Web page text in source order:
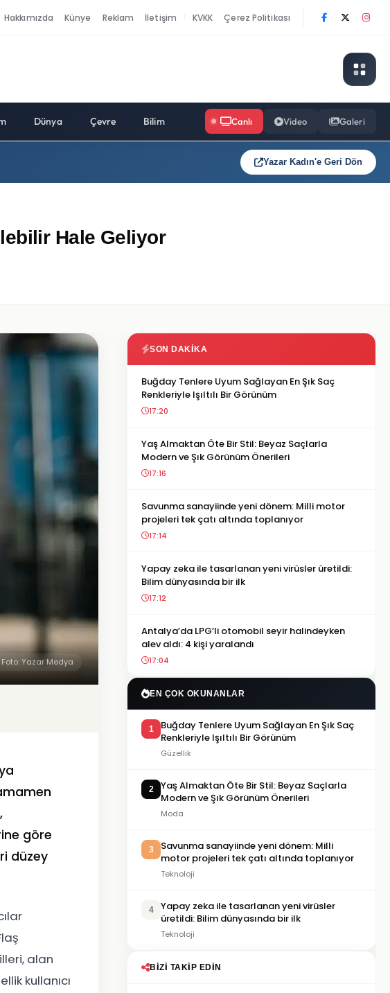
Hakkımızda Künye Reklam İletişim KVKK Çerez Politikası
Dünya Çevre Bilim Canlı Video Galeri
Yazar Kadın'e Geri Dön
Hale Geliyor
Foto: Yazar Medya
göre
düzey
alan
kullanıcı
SON DAKIKA
Buğday Tenlere Uyum Sağlayan En Şık Saç
Renkleriyle Işıltılı Bir Görünüm
17:20
Yaş Almaktan Öte Bir Stil: Beyaz Saçlarla
Modern ve Şık Görünüm Önerileri
17:16
Savunma sanayiinde yeni dönem: Milli motor
projeleri tek çatı altında toplanıyor
17:14
Yapay zeka ile tasarlanan yeni virüsler üretildi:
Bilim dünyasında bir ilk
17:12
Antalya’da LPG’li otomobil seyir halindeyken
alev aldı: 4 kişi yaralandı
17:04
EN ÇOK OKUNANLAR
1
Buğday Tenlere Uyum Sağlayan En Şık Saç
Renkleriyle Işıltılı Bir Görünüm
Güzellik
2
Yaş Almaktan Öte Bir Stil: Beyaz Saçlarla
Modern ve Şık Görünüm Önerileri
Moda
3
Savunma sanayiinde yeni dönem: Milli
motor projeleri tek çatı altında toplanıyor
Teknoloji
4
Yapay zeka ile tasarlanan yeni virüsler
üretildi: Bilim dünyasında bir ilk
Teknoloji
BIZI TAKIP EDIN